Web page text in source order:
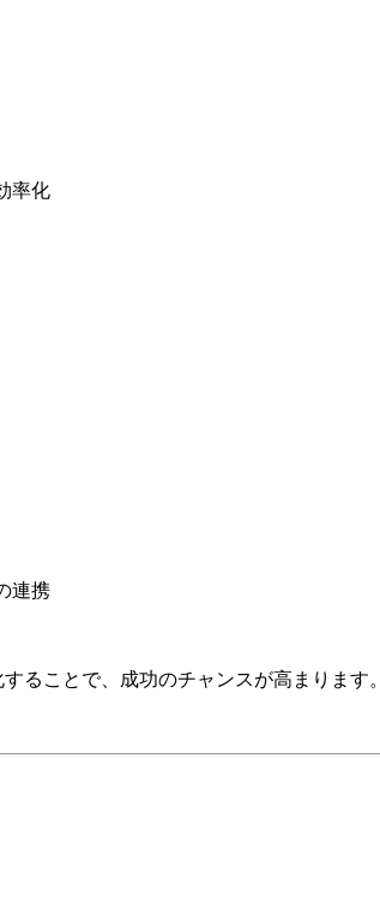
率化
連携
ることで、成功のチャンスが高まります。